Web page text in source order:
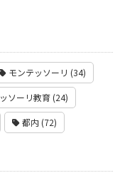
モンテッソーリ (34)
ソーリ教育 (24)
都内 (72)